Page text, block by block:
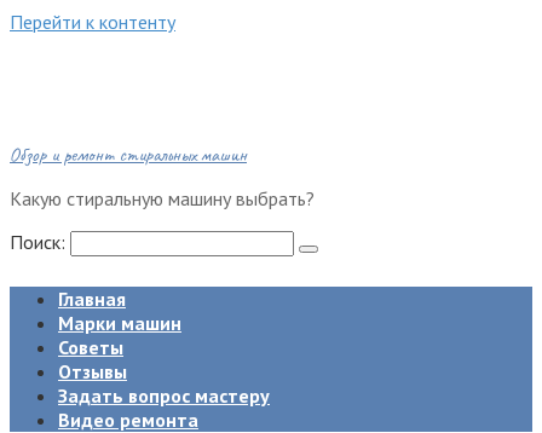
Перейти к контенту
Обзор и ремонт стиральных машин
Какую стиральную машину выбрать?
Поиск:
Главная
Марки машин
Советы
Отзывы
Задать вопрос мастеру
Видео ремонта